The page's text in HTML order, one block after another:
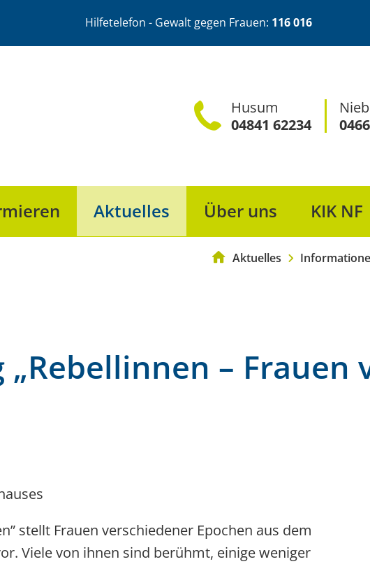
Hilfetelefon - Gewalt gegen Frauen: 116 016
Husum
04841 62234
Aktuelles Über uns KIK NF
Frauenberatung &
Aktuelles
– Frauen
stellt Frauen verschiedener Epochen aus dem
Viele von ihnen sind berühmt, einige weniger